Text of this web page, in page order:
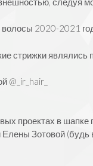
2020-2021
стрижки
@_ir_hair_
проектах в шапке
Зотовой (будь